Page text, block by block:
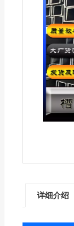
详细介绍